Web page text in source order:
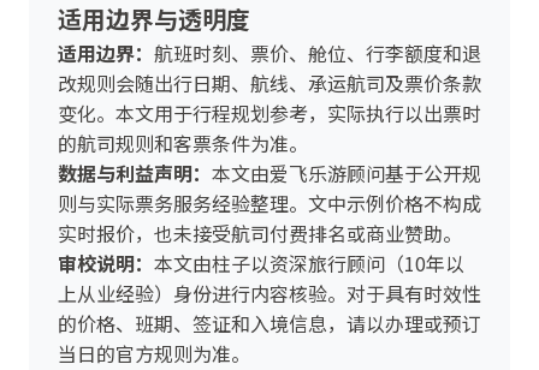
适用边界与透明度
适用边界： 航班时刻、票价、舱位、行李额度和退
改规则会随出行日期、航线、承运航司及票价条款
变化。本文用于行程规划参考，实际执行以出票时
的航司规则和客票条件为准。
数据与利益声明： 本文由爱飞乐游顾问基于公开规
则与实际票务服务经验整理。文中示例价格不构成
实时报价，也未接受航司付费排名或商业赞助。
审校说明： 本文由柱子以资深旅行顾问（10年以
上从业经验）身份进行内容核验。对于具有时效性
的价格、班期、签证和入境信息，请以办理或预订
当日的官方规则为准。